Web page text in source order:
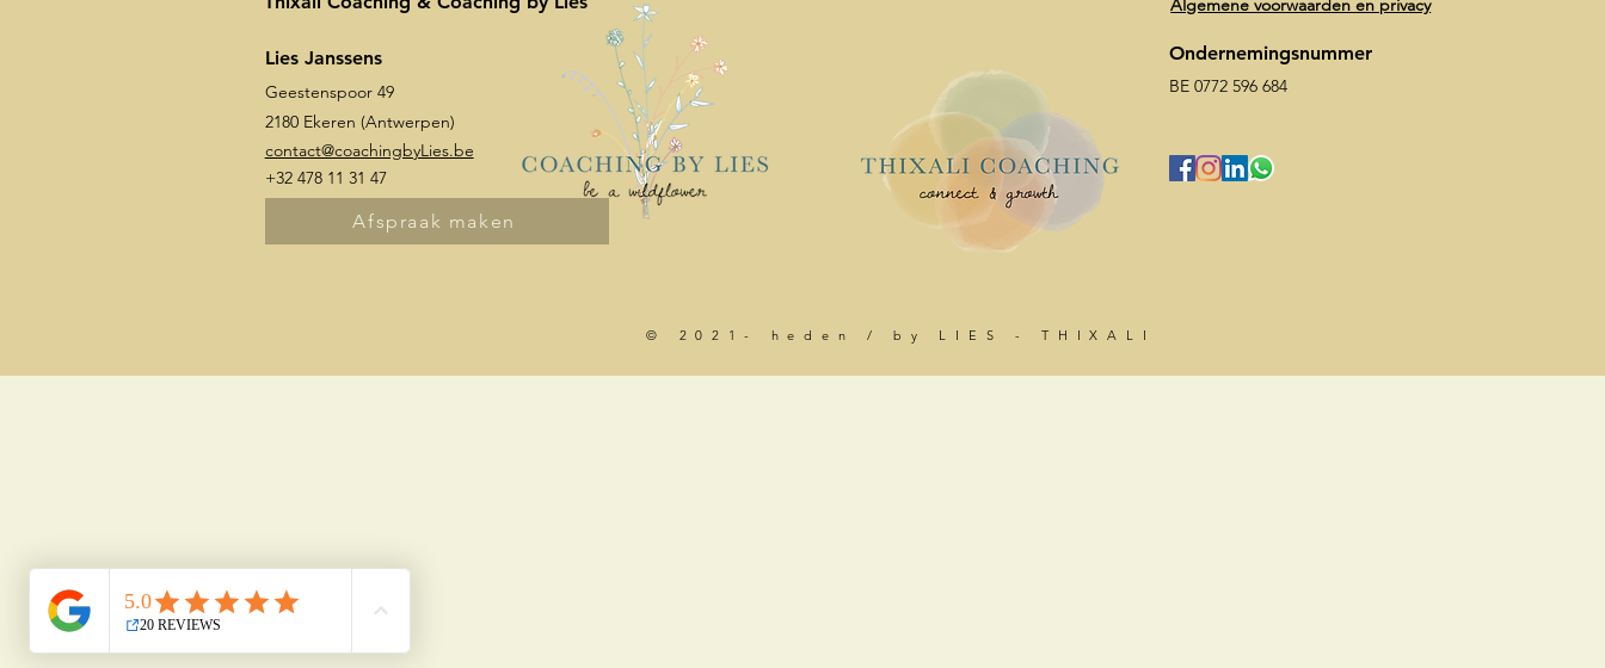
Lies Janssens
Geestenspoor 49
2180 Ekeren (Antwerpen)
contact@coachingbyLies.be
+32 478 11 31 47
Afspraak maken
Ondernemingsnummer
BE 0772 596 684
© 2021- heden / by LIES - THIXALI